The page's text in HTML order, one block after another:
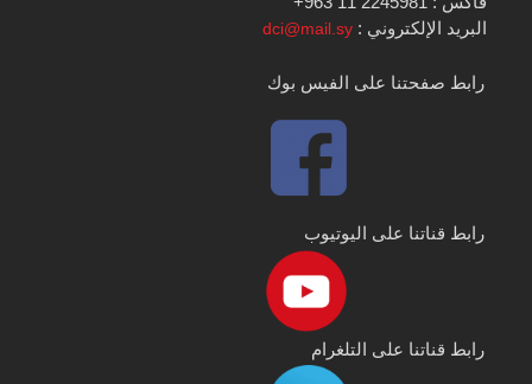
البريد الإلكتروني :dci@mail.sy
رابط صفحتنا على الفيس بوك
رابط قناتنا على اليوتيوب
رابط قناتنا على التلغرام